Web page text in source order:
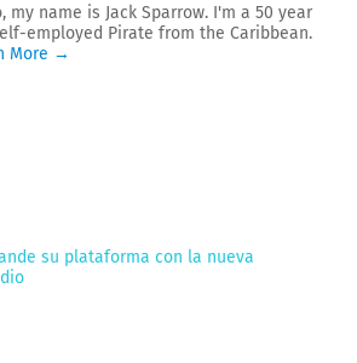
my name is Jack Sparrow. I'm a 50 year
employed Pirate from the Caribbean.
More →
su plataforma con la nueva